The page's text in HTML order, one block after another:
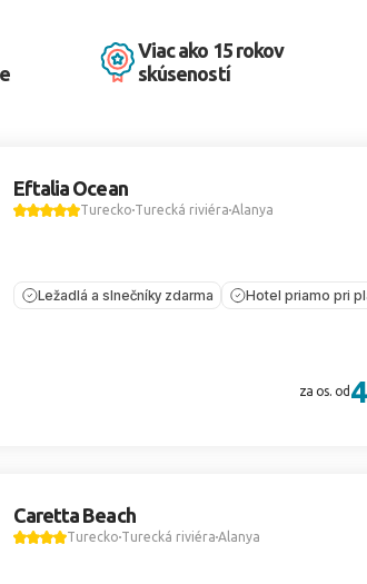
Viac ako 15 rokov
skúseností
Eftalia Ocean
TureckoTurecká riviéraAlanya
Ležadlá a slnečníky zdarma Hotel priamo pri
za os. od
Caretta Beach
TureckoTurecká riviéraAlanya